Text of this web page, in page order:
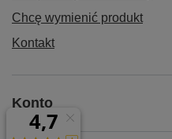
Chcę wymienić produkt
Kontakt
Konto